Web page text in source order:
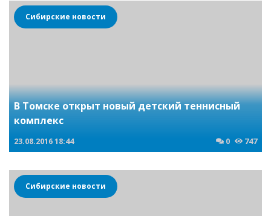
Сибирские новости
В Томске открыт новый детский теннисный
комплекс
23.08.201618:44 0 747
Сибирские новости